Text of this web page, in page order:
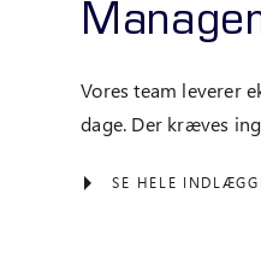
Vores team leverer
dage. Der kræves
SE HELE